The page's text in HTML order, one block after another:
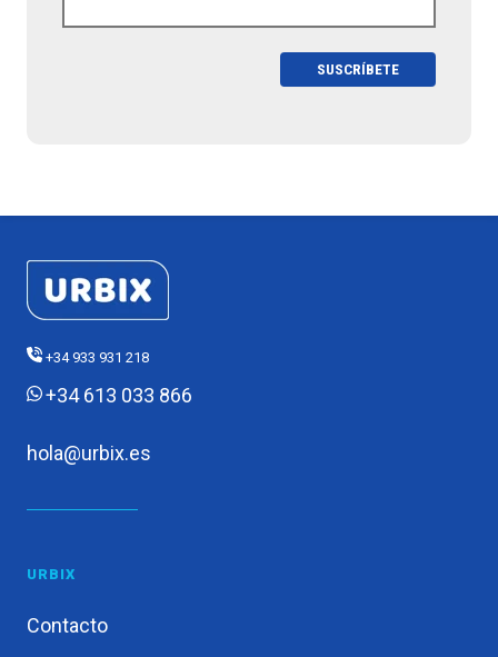
+34 933 931 218
+34 613 033 866
hola@urbix.es
URBIX
Contacto